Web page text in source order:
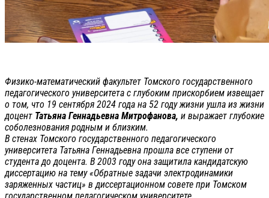
Физико-математический факультет Томского государственного
педагогического университета с глубоким прискорбием извещает
о том, что 19 сентября 2024 года на 52 году жизни ушла из жизни
доцент Татьяна Геннадьевна Митрофанова, и выражает глубокие
соболезнования родным и близким.
В стенах Томского государственного педагогического
университета Татьяна Геннадьевна прошла все ступени от
студента до доцента. В 2003 году она защитила кандидатскую
диссертацию на тему «Обратные задачи электродинамики
заряженных частиц» в диссертационном совете при Томском